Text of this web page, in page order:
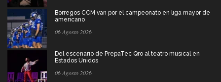
Borregos CCM van por el campeonato en liga mayor de
americano
06 Agosto 2026
Del escenario de PrepaTec Qro al teatro musical en
Estados Unidos
06 Agosto 2026